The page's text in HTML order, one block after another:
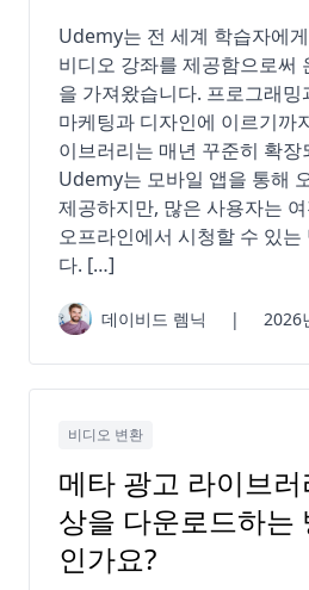
Udemy는 전 세계 학습자에
비디오 강좌를 제공함으로써
을 가져왔습니다. 프로그래밍
마케팅과 디자인에 이르기까
이브러리는 매년 꾸준히 확장
Udemy는 모바일 앱을 통해
제공하지만, 많은 사용자는
오프라인에서 시청할 수 있는
다. […]
데이비드 렘닉 | 2026
비디오 변환
메타 광고 라이브
상을 다운로드하는
인가요?